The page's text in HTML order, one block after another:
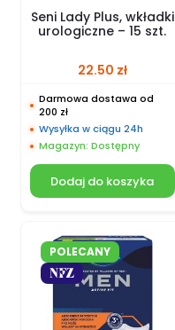
Seni Lady Plus, wkładki
urologiczne – 15 szt.
22.50 zł
Darmowa dostawa od
200 zł
Wysyłka w ciągu 24h
Magazyn: Dostępny
Dodaj do koszyka
POLECANY